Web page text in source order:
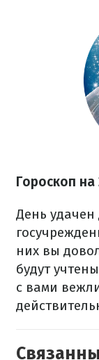
Гороскоп
День
них вы
будут
с вами